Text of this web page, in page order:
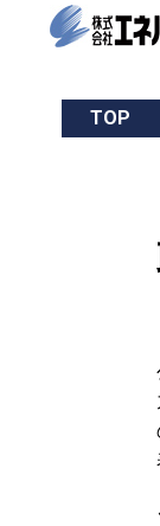
TOP